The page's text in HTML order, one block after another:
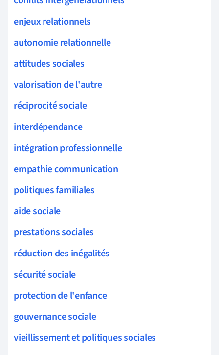
enjeux relationnels
autonomie relationnelle
attitudes sociales
valorisation de l'autre
réciprocité sociale
interdépendance
intégration professionnelle
empathie communication
politiques familiales
aide sociale
prestations sociales
réduction des inégalités
sécurité sociale
protection de l'enfance
gouvernance sociale
vieillissement et politiques sociales